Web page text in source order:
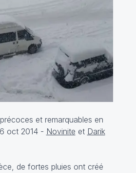
et remarquables en
oct 2014 - Novinite et Darik
de fortes pluies ont créé